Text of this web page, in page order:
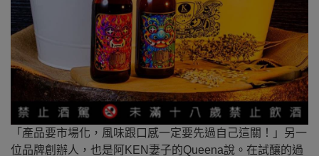
「產品要市場化，風味跟口感一定要先過自己這關！
」另一
位品牌創辦人，也是阿KEN 妻子的Queena說。在試釀的過